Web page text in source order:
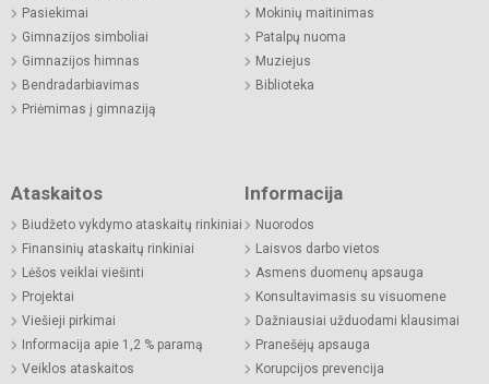
Pasiekimai
Gimnazijos simboliai
Gimnazijos himnas
Bendradarbiavimas
Priėmimas į gimnaziją
Mokinių maitinimas
Patalpų nuoma
Muziejus
Biblioteka
Ataskaitos
Biudžeto vykdymo ataskaitų rinkiniai
Finansinių ataskaitų rinkiniai
Lėšos veiklai viešinti
Projektai
Viešieji pirkimai
Informacija apie 1,2 % paramą
Veiklos ataskaitos
Informacija
Nuorodos
Laisvos darbo vietos
Asmens duomenų apsauga
Konsultavimasis su visuomene
Dažniausiai užduodami klausimai
Pranešėjų apsauga
Korupcijos prevencija